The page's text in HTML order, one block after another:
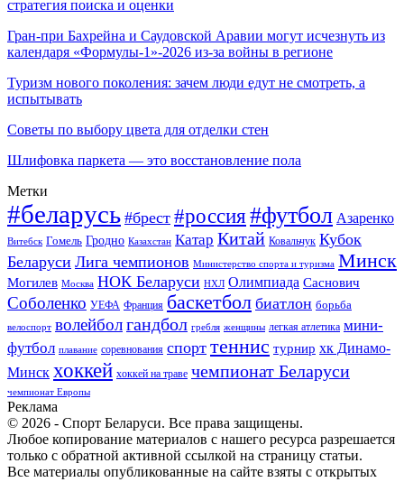
стратегия поиска и оценки
Гран-при Бахрейна и Саудовской Аравии могут исчезнуть из
календаря «Формулы-1»-2026 из-за войны в регионе
Туризм нового поколения: зачем люди едут не смотреть, а
испытывать
Советы по выбору цвета для отделки стен
Шлифовка паркета — это восстановление пола
Метки
#беларусь #брест #россия#футбол Азаренко
Витебск Гомель Гродно Казахстан Катар Китай Ковальчук Кубок
Беларуси Лига чемпионов Министерство спорта и туризма Минск
Могилев Москва НОК Беларуси НХЛ Олимпиада Саснович
Соболенко УЕФА Франция баскетбол биатлон борьба
велоспорт волейболгандбол гребля женщины легкая атлетика мини-
футбол плавание соревнования спорт теннис турнир хк Динамо-
Минск хоккей хоккей на траве чемпионат Беларуси
чемпионат Европы
Реклама
© 2026 - Спорт Беларуси. Все права защищены.
Любое копирование материалов с нашего ресурса разрешается
только с обратной активной ссылкой на страницу статьи.
Все материалы опубликованные на сайте взяты с открытых